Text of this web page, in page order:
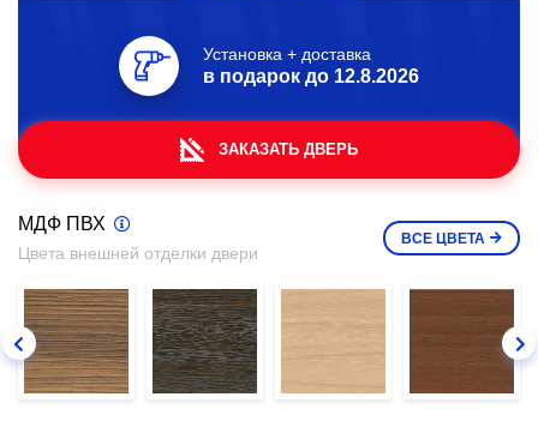
Установка + доставка
в подарок до 12.8.2026
ЗАКАЗАТЬ ДВЕРЬ
МДФ ПВХ
Цвета внешней отделки двери
ВСЕ ЦВЕТА